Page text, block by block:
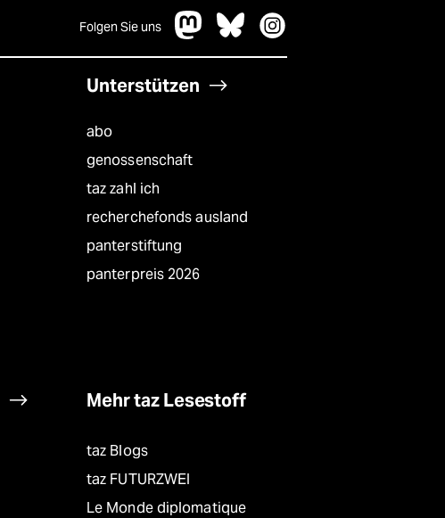
Folgen Sie uns
Unterstützen
abo
genossenschaft
taz zahl ich
recherchefonds ausland
panterstiftung
panterpreis 2026
Mehr taz Lesestoff
taz Blogs
taz FUTURZWEI
Le Monde diplomatique